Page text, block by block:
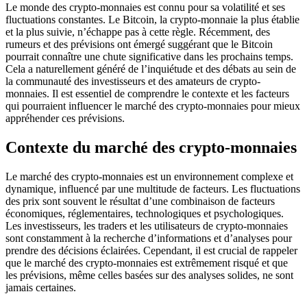
Le monde des crypto-monnaies est connu pour sa volatilité et ses
fluctuations constantes. Le Bitcoin, la crypto-monnaie la plus établie
et la plus suivie, n’échappe pas à cette règle. Récemment, des
rumeurs et des prévisions ont émergé suggérant que le Bitcoin
pourrait connaître une chute significative dans les prochains temps.
Cela a naturellement généré de l’inquiétude et des débats au sein de
la communauté des investisseurs et des amateurs de crypto-
monnaies. Il est essentiel de comprendre le contexte et les facteurs
qui pourraient influencer le marché des crypto-monnaies pour mieux
appréhender ces prévisions.
Contexte du marché des crypto-monnaies
Le marché des crypto-monnaies est un environnement complexe et
dynamique, influencé par une multitude de facteurs. Les fluctuations
des prix sont souvent le résultat d’une combinaison de facteurs
économiques, réglementaires, technologiques et psychologiques.
Les investisseurs, les traders et les utilisateurs de crypto-monnaies
sont constamment à la recherche d’informations et d’analyses pour
prendre des décisions éclairées. Cependant, il est crucial de rappeler
que le marché des crypto-monnaies est extrêmement risqué et que
les prévisions, même celles basées sur des analyses solides, ne sont
jamais certaines.